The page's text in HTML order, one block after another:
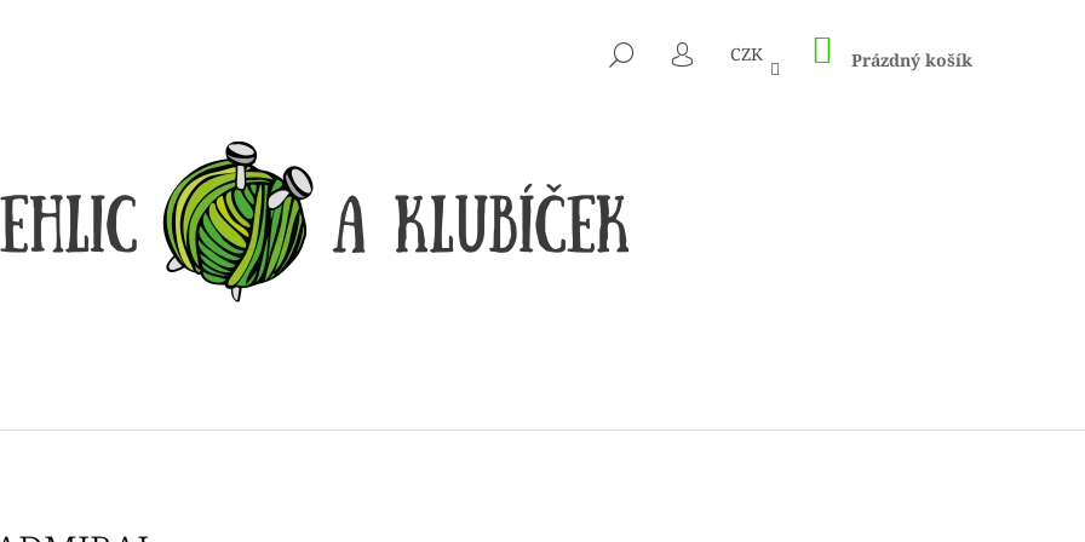
HLEDAT
PŘIHLÁŠENÍ
CZK NÁKUPNÍ
KOŠÍK
Prázdný košík
CO POTŘEBUJETE NAJÍT?
HLEDAT
14 Kč